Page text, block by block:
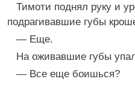
Тимоти поднял руку и
подрагивавшие губы
— Еще.
На оживавшие губы
— Все еще боишься?